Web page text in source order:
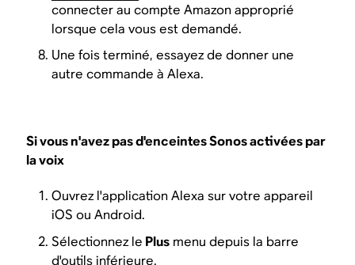
connecter au compte Amazon approprié
lorsque cela vous est demandé.
Une fois terminé, essayez de donner une
autre commande à Alexa.
Si vous n'avez pas d'enceintes Sonos activées par
la voix
Ouvrez l'application Alexa sur votre appareil
iOS ou Android.
Sélectionnez le Plus menu depuis la barre
d'outils inférieure.